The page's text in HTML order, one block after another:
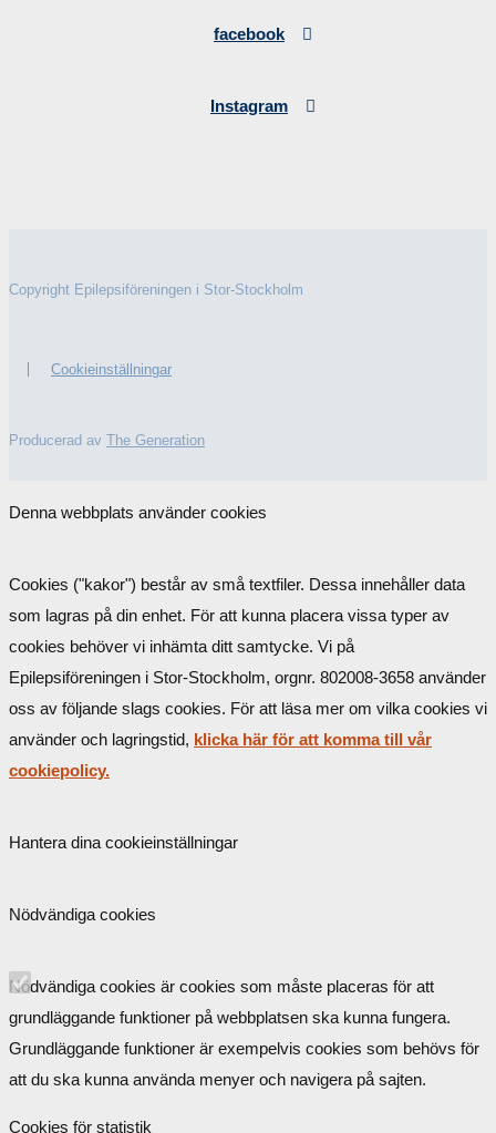
facebook
Instagram
Copyright Epilepsiföreningen i Stor-Stockholm
Cookieinställningar
Producerad av The Generation
Denna webbplats använder cookies
Cookies ("kakor") består av små textfiler. Dessa innehåller data
som lagras på din enhet. För att kunna placera vissa typer av
cookies behöver vi inhämta ditt samtycke. Vi på
Epilepsiföreningen i Stor-Stockholm, orgnr. 802008-3658 använder
oss av följande slags cookies. För att läsa mer om vilka cookies vi
använder och lagringstid, klicka här för att komma till vår
cookiepolicy.
Hantera dina cookieinställningar
Nödvändiga cookies
Nödvändiga cookies är cookies som måste placeras för att
grundläggande funktioner på webbplatsen ska kunna fungera.
Grundläggande funktioner är exempelvis cookies som behövs för
att du ska kunna använda menyer och navigera på sajten.
Cookies för statistik